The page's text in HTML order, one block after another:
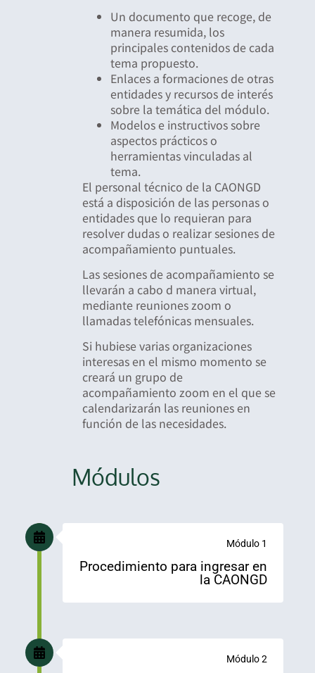
Módulos
Módulo 1
Procedimiento para ingresar en
la CAONGD
Módulo 2
Un documento que recoge, de
manera resumida, los
principales contenidos de cada
tema propuesto.
Enlaces a formaciones de otras
entidades y recursos de interés
sobre la temática del módulo.
Modelos e instructivos sobre
aspectos prácticos o
herramientas vinculadas al
tema.
El personal técnico de la CAONGD
está a disposición de las personas o
entidades que lo requieran para
resolver dudas o realizar sesiones de
acompañamiento puntuales.
Las sesiones de acompañamiento se
llevarán a cabo d manera virtual,
mediante reuniones zoom o
llamadas telefónicas mensuales.
Si hubiese varias organizaciones
interesas en el mismo momento se
creará un grupo de
acompañamiento zoom en el que se
calendarizarán las reuniones en
función de las necesidades.